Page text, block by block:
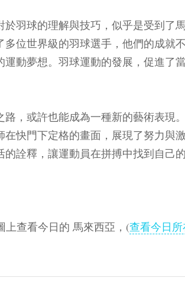
羽球的理解與技巧，似乎是受到了
位世界級的羽球選手，他們的成就
動夢想。羽球運動的發展，促進了
，或許也能成為一種新的藝術表現
快門下定格的畫面，展現了努力與
詮釋，讓運動員在拼搏中找到自己的
上查看今日的 馬來西亞，(查看今日